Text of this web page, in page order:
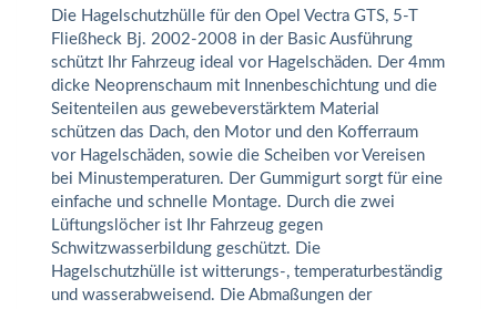
Die Hagelschutzhülle für den Opel Vectra GTS, 5-T
Fließheck Bj. 2002-2008 in der Basic Ausführung
schützt Ihr Fahrzeug ideal vor Hagelschäden. Der 4mm
dicke Neoprenschaum mit Innenbeschichtung und die
Seitenteilen aus gewebeverstärktem Material
schützen das Dach, den Motor und den Kofferraum
vor Hagelschäden, sowie die Scheiben vor Vereisen
bei Minustemperaturen. Der Gummigurt sorgt für eine
einfache und schnelle Montage. Durch die zwei
Lüftungslöcher ist Ihr Fahrzeug gegen
Schwitzwasserbildung geschützt. Die
Hagelschutzhülle ist witterungs-, temperaturbeständig
und wasserabweisend. Die Abmaßungen der